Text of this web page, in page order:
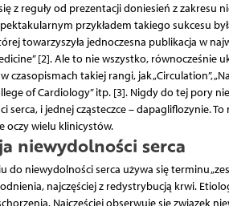
z reguły od prezentacji doniesień z zakresu
przykładem takiego sukcesu
towarzyszyła jednoczesna publikacja w
[2]. Ale to nie wszystko, równocześnie
czasopismach takiej rangi, jak „Circulation”,
of Cardiology” itp. [3]. Nigdy do tej pory
serca, i jednej cząsteczce – dapagliflozynie.
oczy wielu klinicystów.
niewydolności serca
do niewydolności serca używa się terminu
najczęściej z redystrybucją krwi.
Najczęściej obserwuje się związek